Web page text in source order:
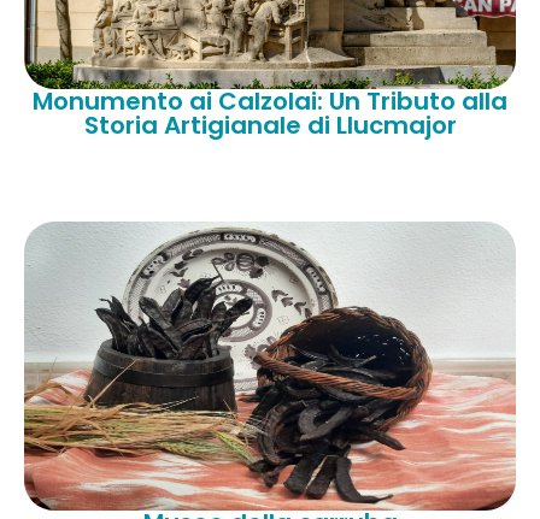
Monumento ai Calzolai: Un Tributo alla
Storia Artigianale di Llucmajor